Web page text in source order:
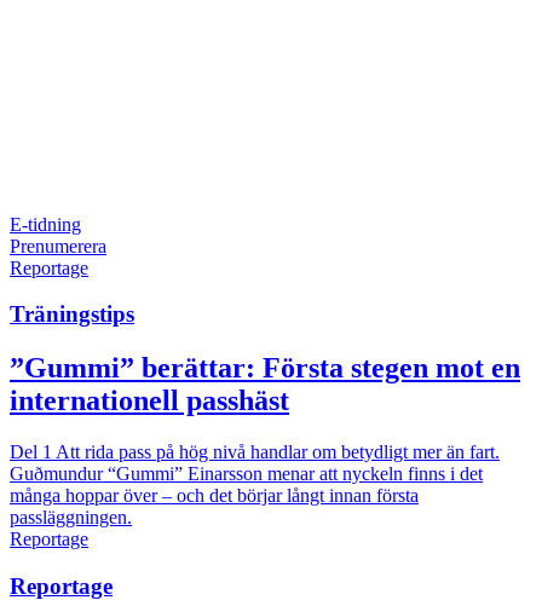
E-tidning
Prenumerera
Reportage
Träningstips
”Gummi” berättar: Första stegen mot en
internationell passhäst
Del 1 Att rida pass på hög nivå handlar om betydligt mer än fart.
Guðmundur “Gummi” Einarsson menar att nyckeln finns i det
många hoppar över – och det börjar långt innan första
passläggningen.
Reportage
Reportage